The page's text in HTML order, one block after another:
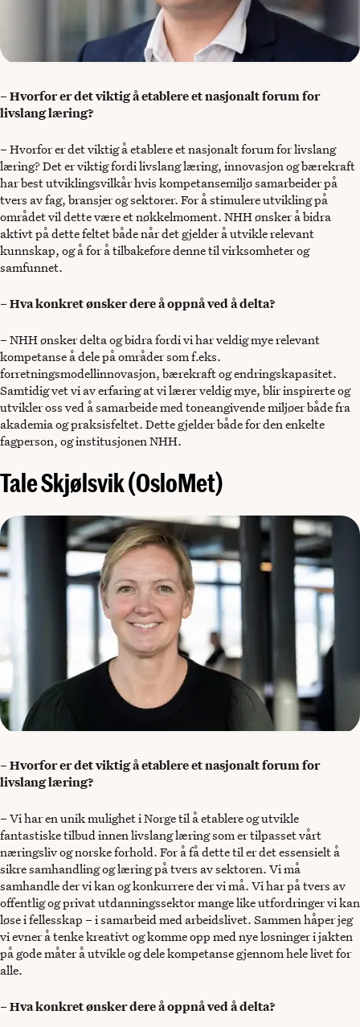
–Hvorfor er det viktig å etablere et nasjonalt forum for
livslang læring?
– Hvorfor er det viktig å etablere et nasjonalt forum for livslang
læring? Det er viktig fordi livslang læring, innovasjon og bærekraft
har best utviklingsvilkår hvis kompetansemiljø samarbeider på
tvers av fag, bransjer og sektorer. For å stimulere utvikling på
området vil dette være et nøkkelmoment. NHH ønsker å bidra
aktivt på dette feltet både når det gjelder å utvikle relevant
kunnskap, og å for å tilbakeføre denne til virksomheter og
samfunnet.
–Hva konkret ønsker dere å oppnå ved å delta?
– NHH ønsker delta og bidra fordi vi har veldig mye relevant
kompetanse å dele på områder som f.eks.
forretningsmodellinnovasjon, bærekraft og endringskapasitet.
Samtidig vet vi av erfaring at vi lærer veldig mye, blir inspirerte og
utvikler oss ved å samarbeide med toneangivende miljøer både fra
akademia og praksisfeltet. Dette gjelder både for den enkelte
fagperson, og institusjonen NHH.
Tale Skjølsvik (OsloMet)
–Hvorfor er det viktig å etablere et nasjonalt forum for
livslang læring?
– Vi har en unik mulighet i Norge til å etablere og utvikle
fantastiske tilbud innen livslang læring som er tilpasset vårt
næringsliv og norske forhold. For å få dette til er det essensielt å
sikre samhandling og læring på tvers av sektoren. Vi må
samhandle der vi kan og konkurrere der vi må. Vi har på tvers av
offentlig og privat utdanningssektor mange like utfordringer vi kan
løse i fellesskap – i samarbeid med arbeidslivet. Sammen håper jeg
vi evner å tenke kreativt og komme opp med nye løsninger i jakten
på gode måter å utvikle og dele kompetanse gjennom hele livet for
alle.
–Hva konkret ønsker dere å oppnå ved å delta?